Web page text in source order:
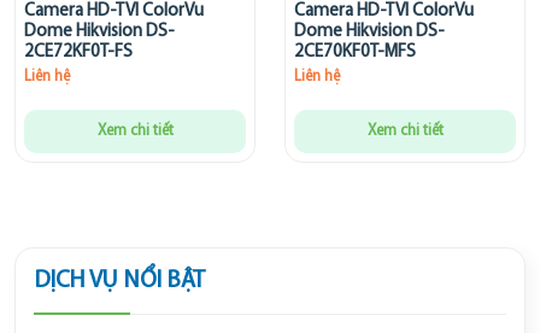
Camera HD-TVI ColorVu
Dome Hikvision DS-
2CE72KF0T-FS
Liên hệ
Xem chi tiết
Camera HD-TVI ColorVu
Dome Hikvision DS-
2CE70KF0T-MFS
Liên hệ
Xem chi tiết
DỊCH VỤ NỔI BẬT